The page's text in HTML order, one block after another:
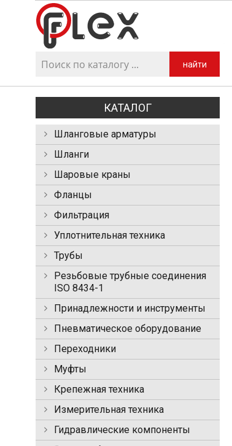
найти
КАТАЛОГ
Шланговые арматуры
Шланги
Шаровые краны
Фланцы
Фильтрация
Уплотнительная техника
Трубы
Резьбовые трубные соединения
ISO 8434-1
Принадлежности и инструменты
Пневматическое оборудование
Переходники
Муфты
Крепежная техника
Измерительная техника
Гидравлические компоненты